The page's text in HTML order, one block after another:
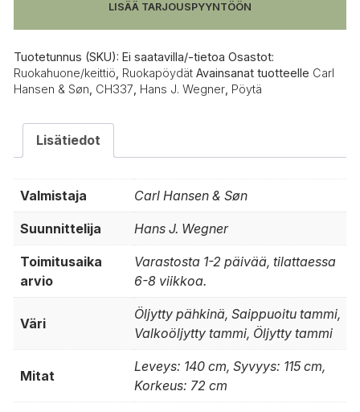
LISÄÄ TARJOUSPYYNTÖÖN
Tuotetunnus (SKU): Ei saatavilla/-tietoa Osastot:
Ruokahuone/keittiö Ruokapöydät Avainsanat tuotteelle Carl
Hansen & Søn CH337 Hans J. Wegner Pöytä
Lisätiedot
Valmistaja Carl Hansen & Søn
Suunnittelija Hans J. Wegner
Toimitusaika
arvio
Varastosta 1-2 päivää, tilattaessa
6-8 viikkoa.
Väri
Öljytty pähkinä, Saippuoitu tammi,
Valkoöljytty tammi, Öljytty tammi
Mitat
Leveys: 140 cm, Syvyys: 115 cm,
Korkeus: 72 cm